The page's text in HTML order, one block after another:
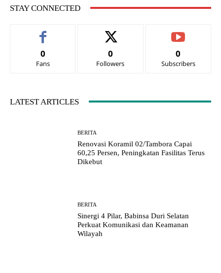
STAY CONNECTED
0
Fans
0
Followers
0
Subscribers
LATEST ARTICLES
BERITA
Renovasi Koramil 02/Tambora Capai
60,25 Persen, Peningkatan Fasilitas Terus
Dikebut
BERITA
Sinergi 4 Pilar, Babinsa Duri Selatan
Perkuat Komunikasi dan Keamanan
Wilayah